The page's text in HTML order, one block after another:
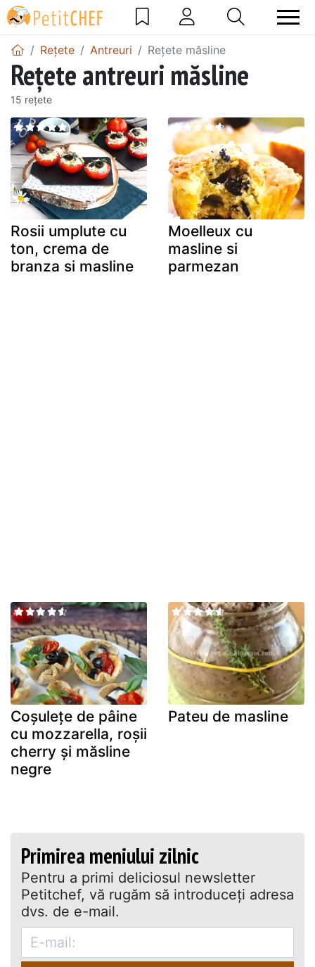
Rețete Antreuri Rețete măsline
Rețete antreuri măsline
15 rețete
Rosii umplute cu
ton, crema de
branza si masline
Moelleux cu
masline si
parmezan
Coșulețe de pâine
cu mozzarella, roșii
cherry și măsline
negre
Pateu de masline
Primirea meniului zilnic
Pentru a primi deliciosul newsletter
Petitchef, vă rugăm să introduceţi adresa
dvs. de e-mail.